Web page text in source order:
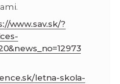
www.sav.sk/?
letna-skola-